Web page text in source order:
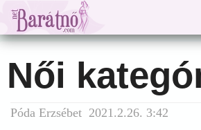
Női
Póda Erzsébet 2021.2.26. 3:42